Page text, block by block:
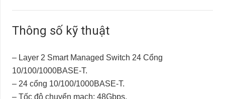
Thông số kỹ thuật
– Layer 2 Smart Managed Switch 24 Cổng
10/100/1000BASE-T.
– 24 cổng 10/100/1000BASE-T.
– Tốc độ chuyển mạch: 48Gbps.